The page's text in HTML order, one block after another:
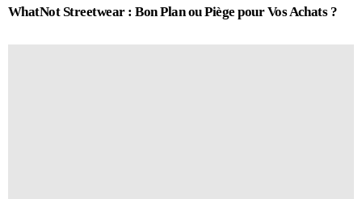
WhatNot Streetwear : Bon Plan ou Piège pour Vos Achats ?